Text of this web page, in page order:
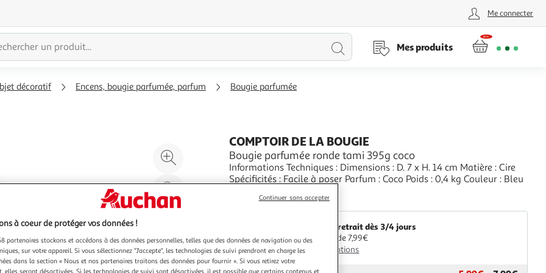
Me connecter
Lancer
Mes produits
décoratif Encens, bougie parfumée, parfum Bougie parfumée
Agrandir
l'illustration
à
200%
Réduire
l'illustration
100
%
le
produit
COMPTOIR DE LA BOUGIE
Bougie parfumée ronde tami 395g coco
Informations Techniques : Dimensions : D. 7 x H. 14 cm Matière : Cire
Spécificités : Facile à poser Parfum : Coco Poids : 0,4 kg Couleur : Bleu
Vendu parParis Prix
Livr. ou retrait dès 3/4 jours
A partir de 7,99€
Plus d'options
à coeur de protéger vos données !
partenaires stockons et accédons à des données personnelles, telles que des données de navigation ou des
sur votre appareil. Si vous sélectionnez "J'accepte", les technologies de suivi prendront en charge les
dans la section « Nous et nos partenaires traitons des données pour fournir ». Si vous retirez votre
Continuer sans accepter